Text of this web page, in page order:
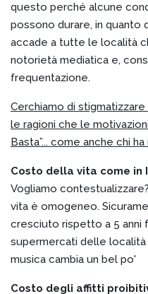
questo perché alcune
possono durare, in
accade a tutte le località
notorietà mediatica e,
frequentazione.
Cerchiamo di
le ragioni che le
Basta”... come anche chi
Costo della vita come in
Vogliamo
vita è omogeneo.
cresciuto rispetto a 5 anni
supermercati delle località
musica cambia un bel po'
Costo degli affitti